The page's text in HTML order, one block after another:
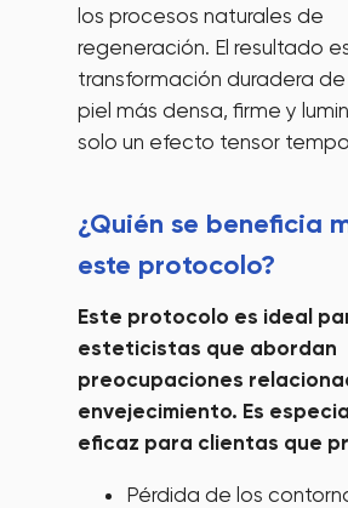
los procesos naturales de
regeneración. El resultado
transformación duradera de
piel más densa, firme y
solo un efecto tensor
Este protocolo es ideal
esteticistas que abordan
preocupaciones
envejecimiento. Es
eficaz para clientas que
Pérdida de los
¿Quién se beneficia
este protocolo?